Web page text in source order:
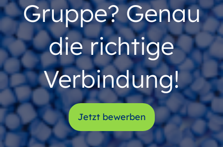
Gruppe? Genau
die richtige
Verbindung!
Jetzt bewerben